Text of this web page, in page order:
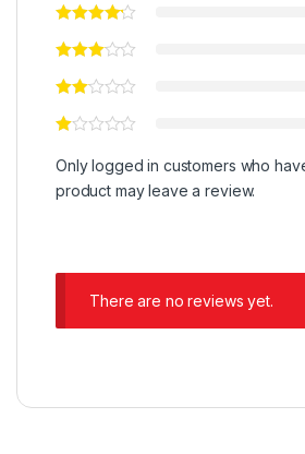
Only logged in customers who
product may leave a review.
There are no reviews yet.